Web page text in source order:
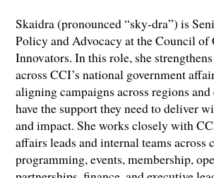
Skaidra (pronounced “sky-dra”) is
Policy and Advocacy at the Council of
Innovators. In this role, she
across CCI’s national government
aligning campaigns across regions and
have the support they need to deliver
and impact. She works closely with
affairs leads and internal teams across
programming, events, membership,